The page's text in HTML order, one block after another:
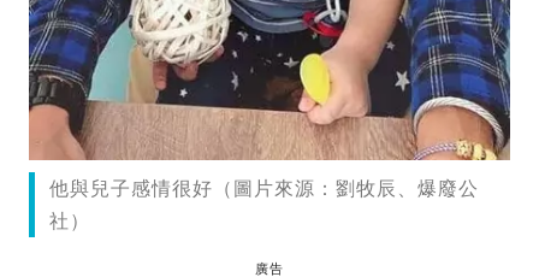
他與兒子感情很好（圖片來源：劉牧辰、爆廢公
社）
廣告